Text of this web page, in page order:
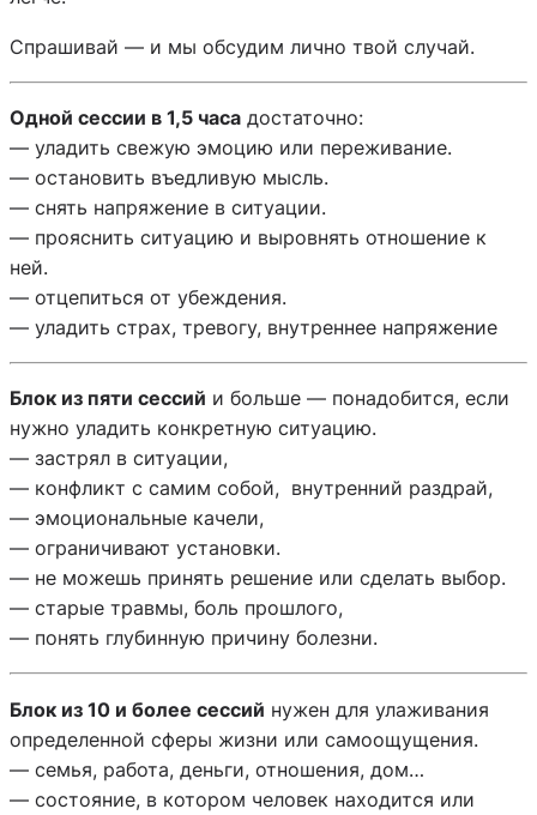
Спрашивай — и мы обсудим лично твой случай.
Одной сессии в 1,5 часа достаточно:
— уладить свежую эмоцию или переживание.
— остановить въедливую мысль.
— снять напряжение в ситуации.
— прояснить ситуацию и выровнять отношение к
ней.
— отцепиться от убеждения.
— уладить страх, тревогу, внутреннее напряжение
Блок из пяти сессий и больше — понадобится, если
нужно уладить конкретную ситуацию.
— застрял в ситуации,
— конфликт с самим собой, внутренний раздрай,
— эмоциональные качели,
— ограничивают установки.
— не можешь принять решение или сделать выбор.
— старые травмы, боль прошлого,
— понять глубинную причину болезни.
Блок из 10 и более сессий нужен для улаживания
определенной сферы жизни или самоощущения.
— семья, работа, деньги, отношения, дом…
— состояние, в котором человек находится или